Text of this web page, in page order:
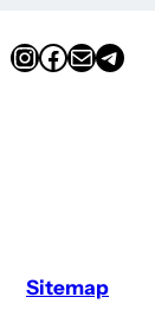
InstagramFacebook Email Telegram
Sitemap